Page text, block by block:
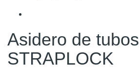
Asidero de tubos
STRAPLOCK